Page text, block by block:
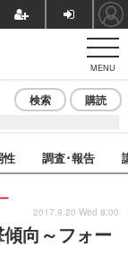
MENU
検索 購読
性 調査･報告
向～フォー
2017.9.20 Wed 8:00